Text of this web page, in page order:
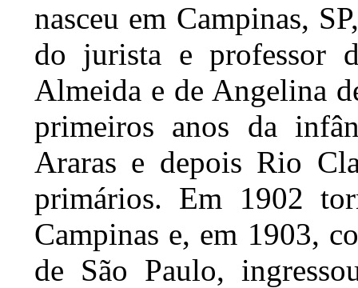
nasceu em Campinas,
do jurista e professor
Almeida e de Angelina
primeiros anos da
Araras e depois Rio
primários. Em 1902
Campinas e, em 1903,
de São Paulo,